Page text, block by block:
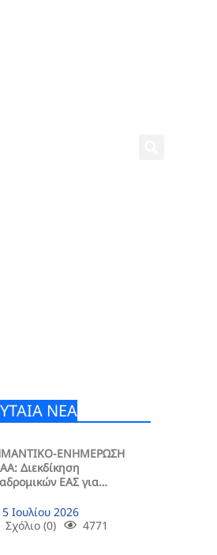
ΝΕΑ
ΕΝΗΜΕΡΩΣΗ
Διεκδίκηση
ΕΑΣ για
5 Ιουλίου 2026
Σχόλιο (0)
4771